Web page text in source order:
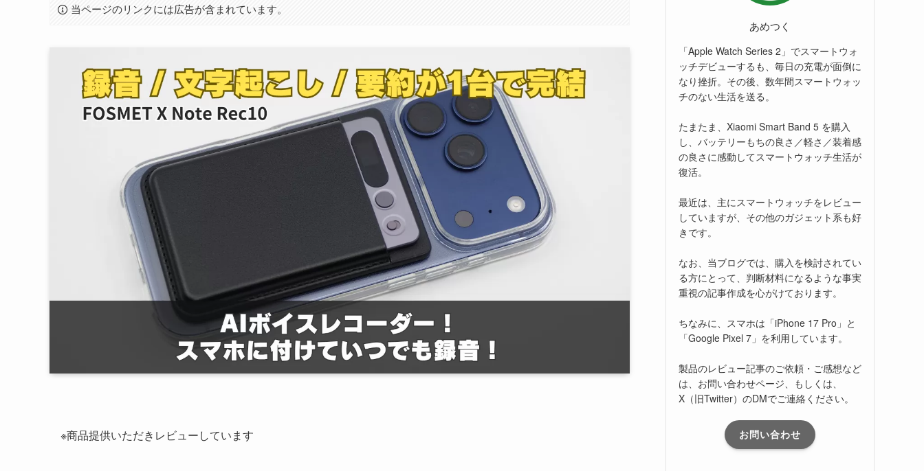
当ページのリンクには広告が含まれています。
※商品提供いただきレビューしています
あめつく
「Apple Watch Series 2」でスマートウォ
ッチデビューするも、毎日の充電が面倒に
なり挫折。その後、数年間スマートウォッ
チのない生活を送る。
たまたま、Xiaomi Smart Band 5 を購入
し、バッテリーもちの良さ／軽さ／装着感
の良さに感動してスマートウォッチ生活が
復活。
最近は、主にスマートウォッチをレビュー
していますが、その他のガジェット系も好
きです。
なお、当ブログでは、購入を検討されてい
る方にとって、判断材料になるような事実
重視の記事作成を心がけております。
ちなみに、スマホは「iPhone 17 Pro」と
「Google Pixel 7」を利用しています。
製品のレビュー記事のご依頼・ご感想など
は、お問い合わせページ、もしくは、
X（旧Twitter）のDMでご連絡ください。
お問い合わせ